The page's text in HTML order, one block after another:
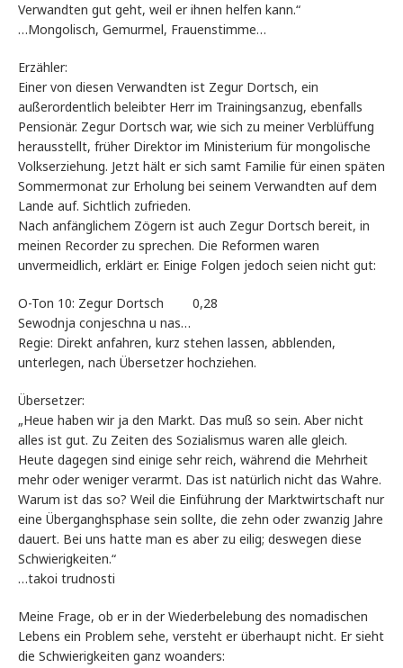
Verwandten gut geht, weil er ihnen helfen kann.“
…Mongolisch, Gemurmel, Frauenstimme…
Erzähler:
Einer von diesen Verwandten ist Zegur Dortsch, ein
außerordentlich beleibter Herr im Trainingsanzug, ebenfalls
Pensionär. Zegur Dortsch war, wie sich zu meiner Verblüffung
herausstellt, früher Direktor im Ministerium für mongolische
Volkserziehung. Jetzt hält er sich samt Familie für einen späten
Sommermonat zur Erholung bei seinem Verwandten auf dem
Lande auf. Sichtlich zufrieden.
Nach anfänglichem Zögern ist auch Zegur Dortsch bereit, in
meinen Recorder zu sprechen. Die Reformen waren
unvermeidlich, erklärt er. Einige Folgen jedoch seien nicht gut:
O-Ton 10: Zegur Dortsch 0,28
Sewodnja conjeschna u nas…
Regie: Direkt anfahren, kurz stehen lassen, abblenden,
unterlegen, nach Übersetzer hochziehen.
Übersetzer:
„Heue haben wir ja den Markt. Das muß so sein. Aber nicht
alles ist gut. Zu Zeiten des Sozialismus waren alle gleich.
Heute dagegen sind einige sehr reich, während die Mehrheit
mehr oder weniger verarmt. Das ist natürlich nicht das Wahre.
Warum ist das so? Weil die Einführung der Marktwirtschaft nur
eine Überganghsphase sein sollte, die zehn oder zwanzig Jahre
dauert. Bei uns hatte man es aber zu eilig; deswegen diese
Schwierigkeiten.“
…takoi trudnosti
Meine Frage, ob er in der Wiederbelebung des nomadischen
Lebens ein Problem sehe, versteht er überhaupt nicht. Er sieht
die Schwierigkeiten ganz woanders: